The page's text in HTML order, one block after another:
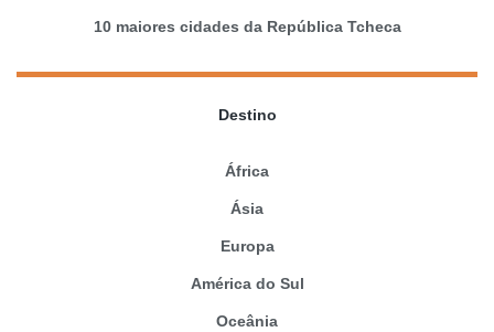
10 maiores cidades da República Tcheca
Destino
África
Ásia
Europa
América do Sul
Oceânia